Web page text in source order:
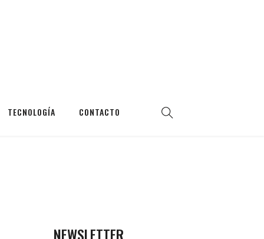
TECNOLOGÍA CONTACTO
NEWSLETTER